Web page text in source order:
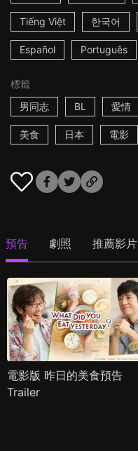
Tiếng Việt 한국어
Español Português
標籤
男同志
BL 愛情
美食 日本 電影
預告 劇照 推薦影片
電影版 昨日的美食預告
Trailer